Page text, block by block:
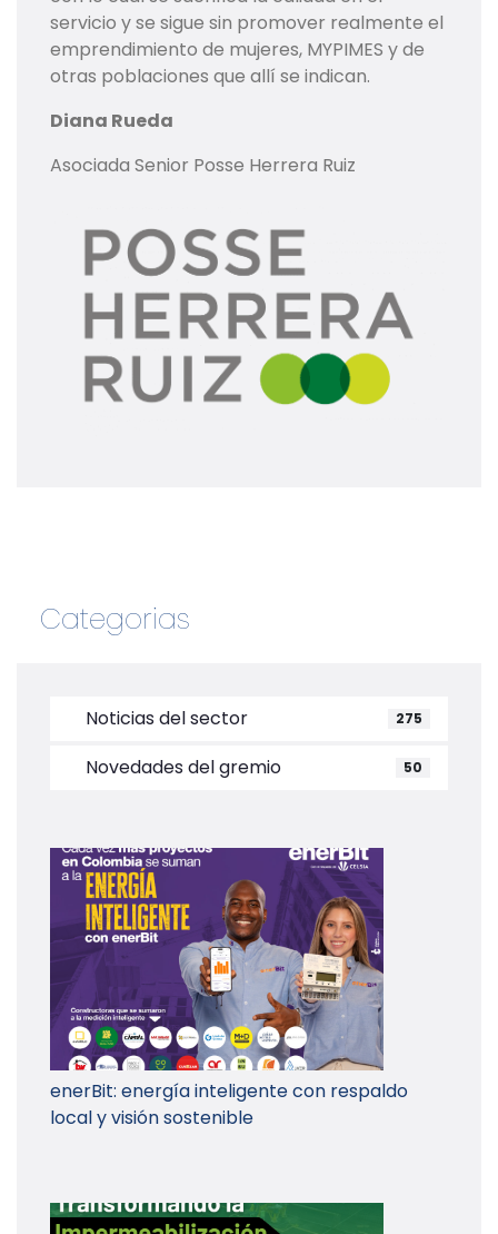
servicio y se sigue sin promover realmente el
emprendimiento de mujeres, MYPIMES y de
otras poblaciones que allí se indican.
Diana Rueda
Asociada Senior Posse Herrera Ruiz
Categorias
Noticias del sector 275
Novedades del gremio 50
enerBit: energía inteligente con respaldo
local y visión sostenible